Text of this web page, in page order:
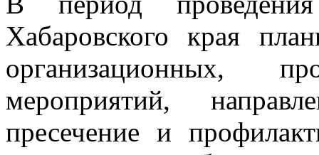
Хабаровского края
организационных,
мероприятий,
пресечение и